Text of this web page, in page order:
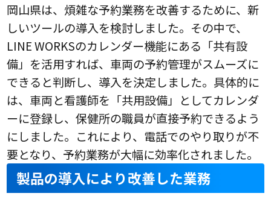
岡山県は、煩雑な予約業務を改善するために、新
しいツールの導入を検討しました。その中で、
LINE WORKSのカレンダー機能にある「共有設
備」を活用すれば、車両の予約管理がスムーズに
できると判断し、導入を決定しました。具体的に
は、車両と看護師を「共用設備」としてカレンダ
ーに登録し、保健所の職員が直接予約できるよう
にしました。これにより、電話でのやり取りが不
要となり、予約業務が大幅に効率化されました。
製品の導入により改善した業務